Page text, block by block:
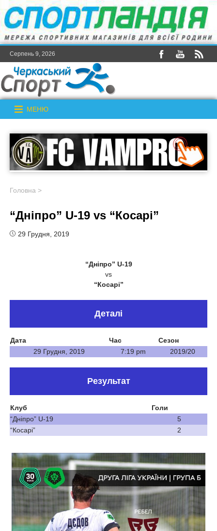
Серпень 9, 2026
МЕНЮ
Головна >
“Дніпро” U-19 vs “Косарі”
29 Грудня, 2019
“Дніпро” U-19
vs
“Косарі”
Деталі
Дата Час
Сезон
29 Грудня, 2019
7:19 pm 2019/20
Результат
Клуб
Голи
“Дніпро” U-19
5
“Косарі”
2